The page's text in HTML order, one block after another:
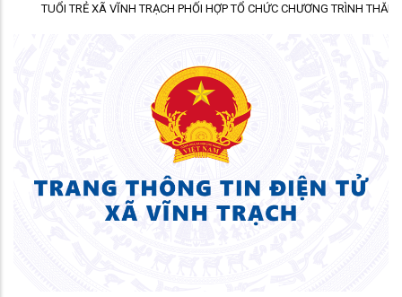
TUỔI TRẺ XÃ VĨNH TRẠCH PHỐI HỢP TỔ CHỨC CHƯƠNG TRÌNH THĂM